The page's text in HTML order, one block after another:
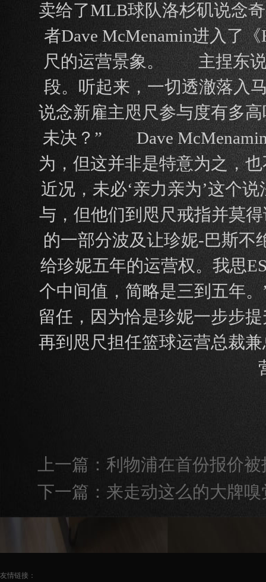
卖给了MLB球队洛杉矶说念
者Dave McMenamin进入了
尺的运营景象。 主捏东说
段。听起来，一切透澈落入
说念新雇主咫尺参与度有多
未决？” Dave McMenamin
为，但这并非是特意为之，
近况，未必‘亲力亲为’这个
与，但他们到咫尺戒指并莫
的一部分波及让珍妮-巴斯不
给珍妮五年的运营权。我思
个中间值，简略是三到五年
留任，因为恰是珍妮一步步
再到咫尺担任篮球运营总裁
上一篇： 利物浦在首份报价
下一篇： 来走动这么的大牌
友情链接：